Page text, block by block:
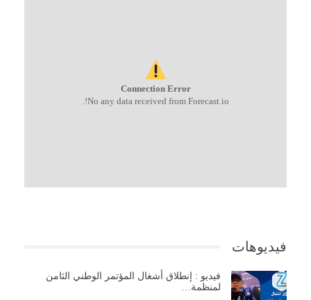
Connection Error
No any data received from Forecast.io!.
فيديوهات
فيديو : إنطلاق أشغال المؤتمر الوطني الثامن
لمنظمة…